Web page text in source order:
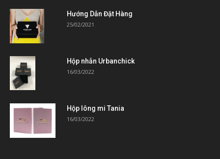
Hướng Dẫn Đặt Hàng
25/02/2021
Hộp nhẫn Urbanchick
16/03/2022
Hộp lông mi Tania
16/03/2022